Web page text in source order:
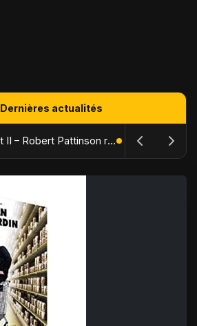
Dernières actualités
The Batman : Part II – Robert Pattinson replonge dans les ténèbres de Gotham dès octobre 2027